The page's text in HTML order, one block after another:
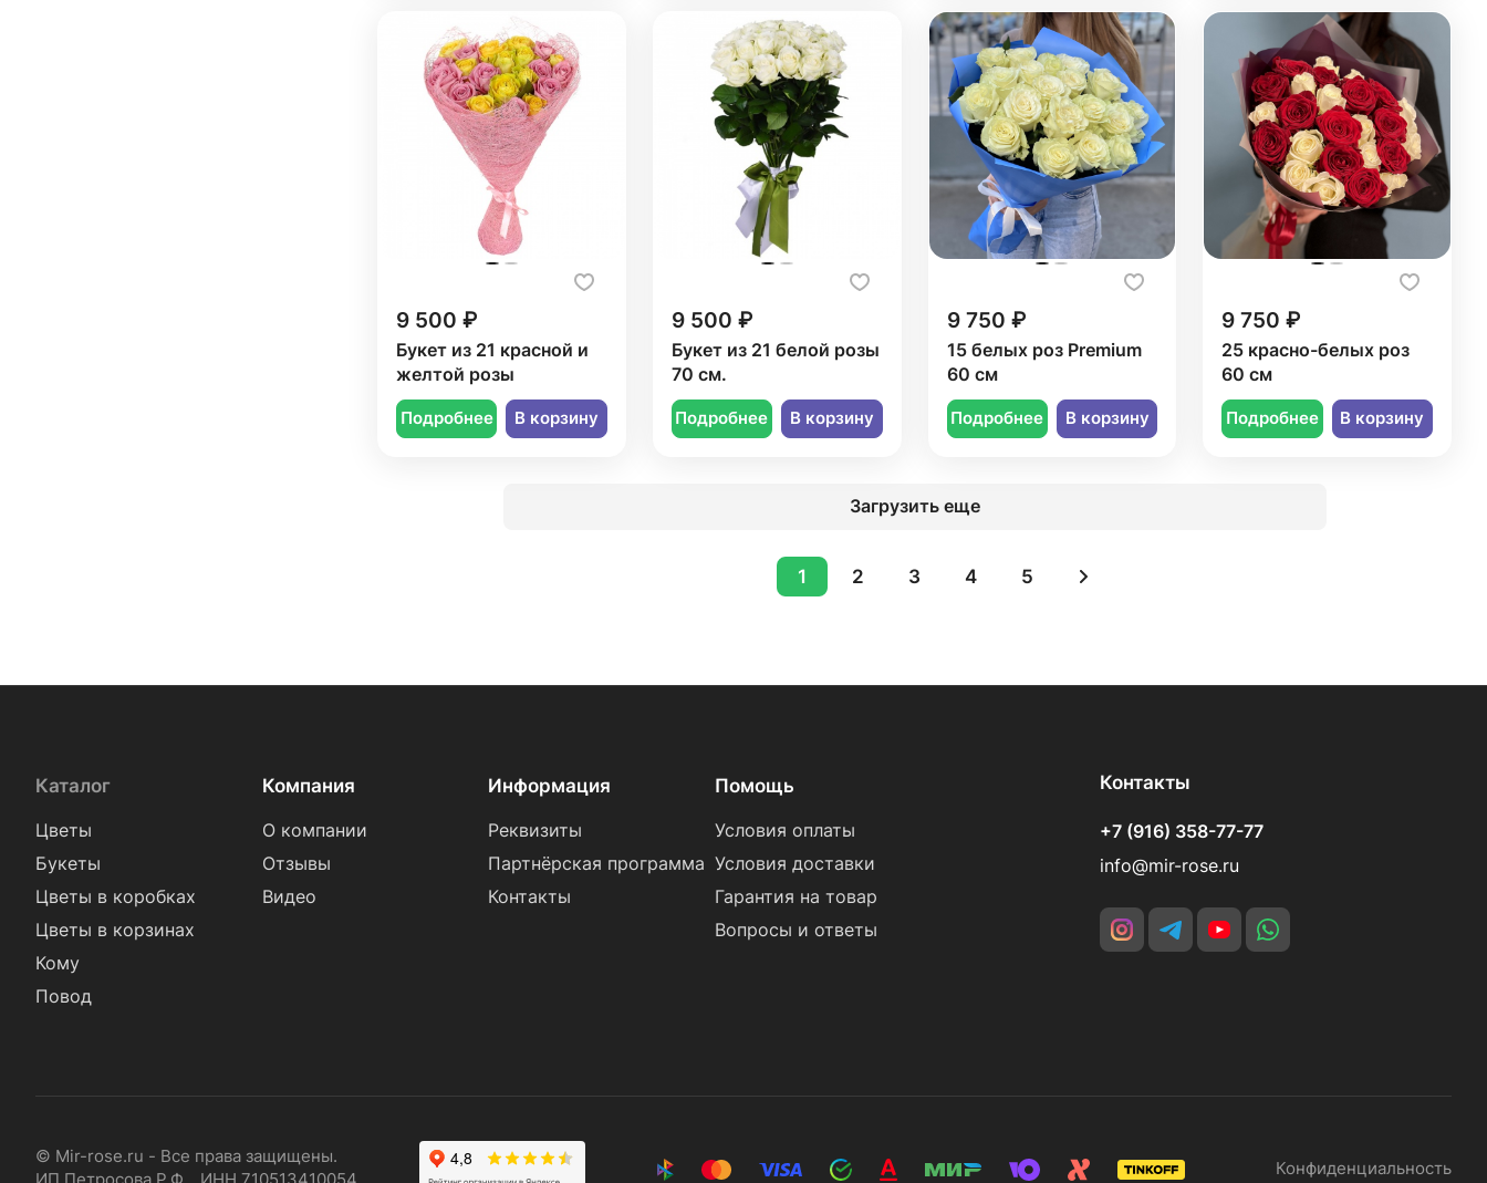
9 500 ₽
Букет из 21 красной и
желтой розы
Подробнее В корзину
9 500 ₽
Букет из 21 белой розы
70 см.
Подробнее В корзину
9 750 ₽
15 белых роз Premium
60 см
Подробнее В корзину
9 750 ₽
25 красно-белых роз
60 см
Подробнее В корзину
Загрузить еще
1 2 3 4 5
Каталог
Цветы
Букеты
Цветы в коробках
Цветы в корзинах
Кому
Повод
Компания
О компании
Отзывы
Видео
Информация
Реквизиты
Партнёрская программа
Контакты
Помощь
Условия оплаты
Условия доставки
Гарантия на товар
Вопросы и ответы
Контакты
+7 (916) 358-77-77
info@mir-rose.ru
© Mir-rose.ru - Все права защищены.
Конфиденциальность